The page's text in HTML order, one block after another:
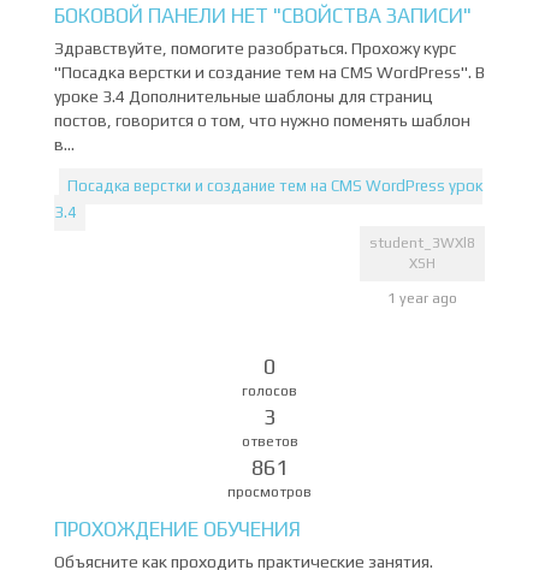
БОКОВОЙ ПАНЕЛИ НЕТ "СВОЙСТВА ЗАПИСИ"
Здравствуйте, помогите разобраться. Прохожу курс
"Посадка верстки и создание тем на CMS WordPress". В
уроке 3.4 Дополнительные шаблоны для страниц
постов, говорится о том, что нужно поменять шаблон
в...
Посадка верстки и создание тем на CMS WordPress урок
3.4
student_3WXl8
XSH
1 year ago
0
голосов
3
ответов
861
просмотров
ПРОХОЖДЕНИЕ ОБУЧЕНИЯ
Объясните как проходить практические занятия.